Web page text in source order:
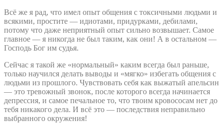
Всё же я рад, что имел опыт общения с токсичными людьми и
всякими, простите — идиотами, придурками, дебилами,
потому что даже неприятный опыт сильно возвышает. Самое
главное — я никогда не был таким, как они! А в остальном —
Господь Бог им судья.
Сейчас я такой же «нормальный» каким всегда был раньше,
только научился делать выводы и «мягко» избегать общения с
людьми из прошлого. Чувствовать себя как выжатый апельсин
— это тревожный звонок, после которого всегда начинается
депрессия, и самое печальное то, что твоим кровососам нет до
тебя никакого дела. И всё это — последствия неправильно
выбранного окружения!